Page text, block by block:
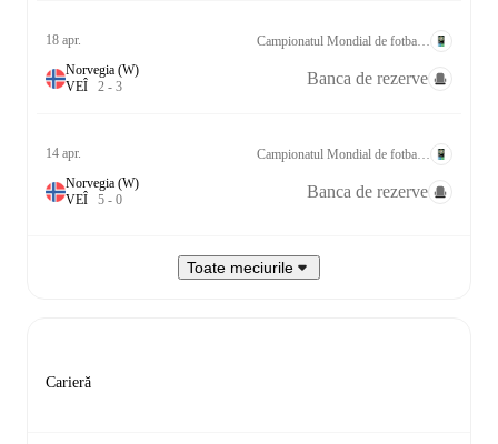
18 apr.
Norvegia (W)
VEÎ 2 - 3 Banca de rezerve
14 apr.
Norvegia (W)
VEÎ 5 - 0 Banca de rezerve
Toate meciurile
Carieră